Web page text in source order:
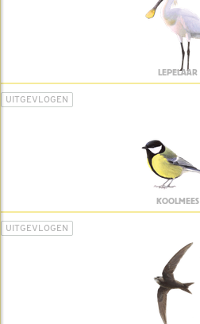
LEPELAAR
UITGEVLOGEN
KOOLMEES
UITGEVLOGEN